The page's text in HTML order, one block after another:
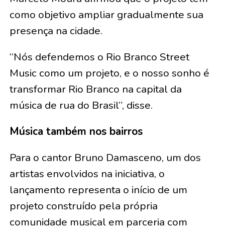
como objetivo ampliar gradualmente sua
presença na cidade.
“Nós defendemos o Rio Branco Street
Music como um projeto, e o nosso sonho é
transformar Rio Branco na capital da
música de rua do Brasil”, disse.
Música também nos bairros
Para o cantor Bruno Damasceno, um dos
artistas envolvidos na iniciativa, o
lançamento representa o início de um
projeto construído pela própria
comunidade musical em parceria com